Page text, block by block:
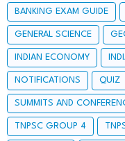
BANKING EXAM GUIDE
GENERAL SCIENCE
INDIAN ECONOMY
NOTIFICATIONS QUIZ
SUMMITS AND
TNPSC GROUP 4